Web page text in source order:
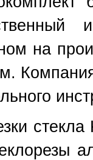
на
стекла